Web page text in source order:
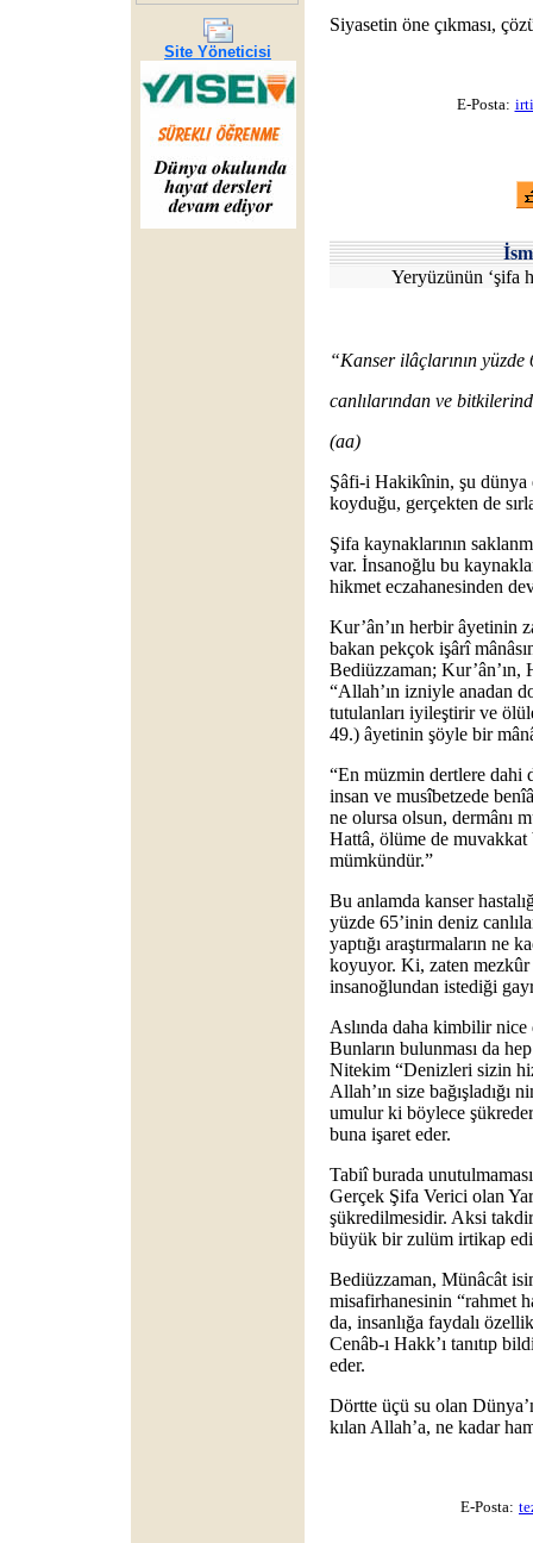
Site Yöneticisi
Siyasetin öne çıkması,
E-Posta:
Yeryüzünün ‘şifa
“Kanser ilâçlarının yüzde
canlılarından ve
(aa)
Şâfi-i Hakikînin, şu dünya
koyduğu, gerçekten de
Şifa kaynaklarının
var. İnsanoğlu bu
hikmet eczahanesinden
Kur’ân’ın herbir âyetinin
bakan pekçok işârî
Bediüzzaman; Kur’ân’ın,
“Allah’ın izniyle anadan
tutulanları iyileştirir ve
49.) âyetinin şöyle bir
“En müzmin dertlere dahi
insan ve musîbetzede
ne olursa olsun, dermânı
Hattâ, ölüme de
mümkündür.”
Bu anlamda kanser
yüzde 65’inin deniz
yaptığı araştırmaların ne
koyuyor. Ki, zaten mezkûr
insanoğlundan istediği
Aslında daha kimbilir nice
Bunların bulunması da
Nitekim “Denizleri sizin
Allah’ın size bağışladığı
umulur ki böylece
buna işaret eder.
Tabiî burada
Gerçek Şifa Verici olan
şükredilmesidir. Aksi
büyük bir zulüm irtikap
Bediüzzaman, Münâcât
misafirhanesinin “rahmet
da, insanlığa faydalı
Cenâb-ı Hakk’ı tanıtıp
eder.
Dörtte üçü su olan
kılan Allah’a, ne kadar
E-Posta: